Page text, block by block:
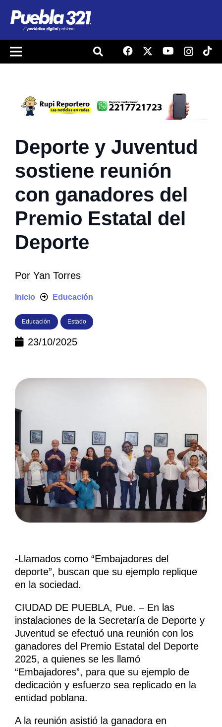
Deporte y Juventud
sostiene reunión
con ganadores del
Premio Estatal del
Deporte
Por Yan Torres
Inicio Educación
Educación Estado
23/10/2025
-Llamados como “Embajadores del
deporte”, buscan que su ejemplo replique
en la sociedad.
CIUDAD DE PUEBLA, Pue. – En las
instalaciones de la Secretaría de Deporte y
Juventud se efectuó una reunión con los
ganadores del Premio Estatal del Deporte
2025, a quienes se les llamó
“Embajadores”, para que su ejemplo de
dedicación y esfuerzo sea replicado en la
entidad poblana.
A la reunión asistió la ganadora en